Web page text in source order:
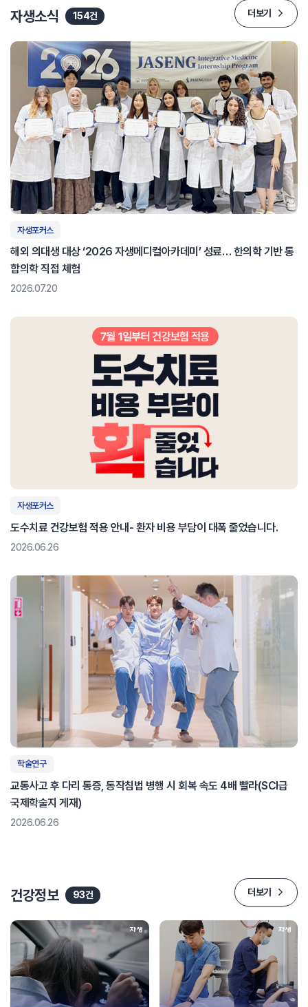
자생소식 154건 더보기
자생포커스
해외 의대생 대상 ‘2026 자생메디컬아카데미’ 성료… 한의학 기반 통
합의학 직접 체험
2026.07.20
자생포커스
도수치료 건강보험 적용 안내- 환자 비용 부담이 대폭 줄었습니다.
2026.06.26
학술연구
교통사고 후 다리 통증, 동작침법 병행 시 회복 속도 4배 빨라(SCI급
국제학술지 게재)
2026.06.26
건강정보 93건 더보기